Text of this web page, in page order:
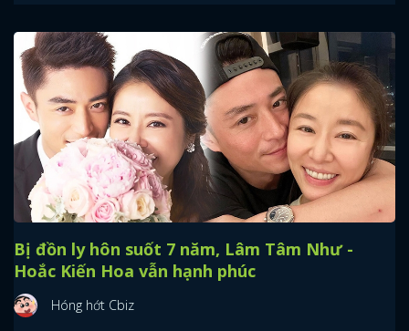
Bị đồn ly hôn suốt 7 năm, Lâm Tâm Như -
Hoắc Kiến Hoa vẫn hạnh phúc
Hóng hớt Cbiz